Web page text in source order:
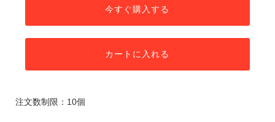
今すぐ購入する
カートに入れる
注文数制限：10個